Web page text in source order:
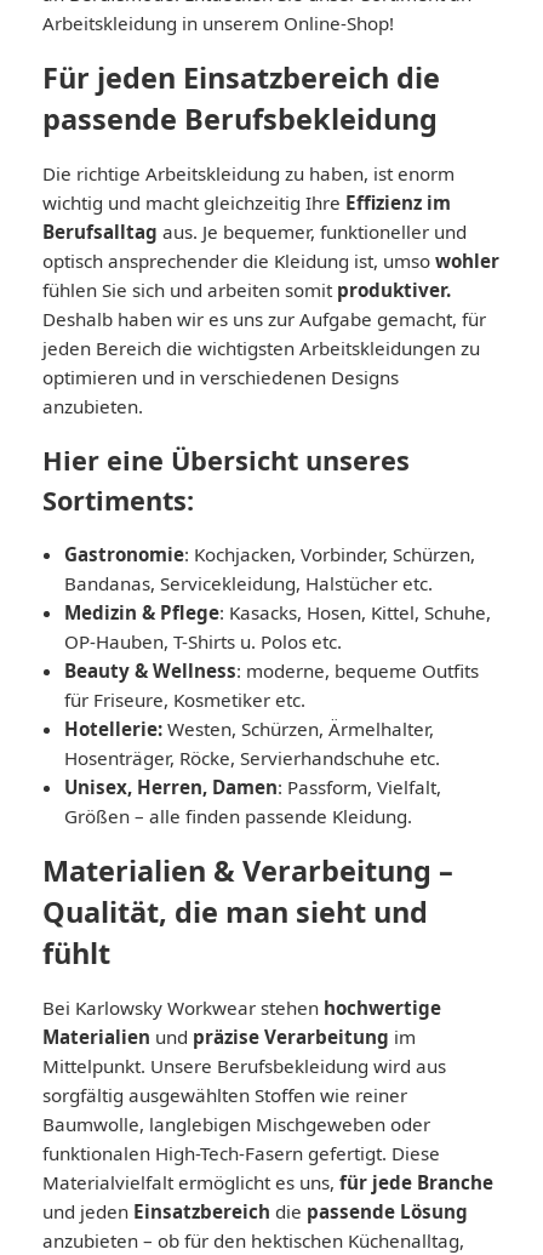
Arbeitskleidung in unserem Online-Shop!
Für jeden Einsatzbereich die
passende Berufsbekleidung
Die richtige Arbeitskleidung zu haben, ist enorm
wichtig und macht gleichzeitig Ihre Effizienz im
Berufsalltag aus. Je bequemer, funktioneller und
optisch ansprechender die Kleidung ist, umso wohler
fühlen Sie sich und arbeiten somit produktiver.
Deshalb haben wir es uns zur Aufgabe gemacht, für
jeden Bereich die wichtigsten Arbeitskleidungen zu
optimieren und in verschiedenen Designs
anzubieten.
Hier eine Übersicht unseres
Sortiments:
Gastronomie: Kochjacken, Vorbinder, Schürzen,
Bandanas, Servicekleidung, Halstücher etc.
Medizin & Pflege: Kasacks, Hosen, Kittel, Schuhe,
OP-Hauben, T-Shirts u. Polos etc.
Beauty & Wellness: moderne, bequeme Outfits
für Friseure, Kosmetiker etc.
Hotellerie: Westen, Schürzen, Ärmelhalter,
Hosenträger, Röcke, Servierhandschuhe etc.
Unisex, Herren, Damen: Passform, Vielfalt,
Größen – alle finden passende Kleidung.
Materialien & Verarbeitung –
Qualität, die man sieht und
fühlt
Bei Karlowsky Workwear stehen hochwertige
Materialien und präzise Verarbeitung im
Mittelpunkt. Unsere Berufsbekleidung wird aus
sorgfältig ausgewählten Stoffen wie reiner
Baumwolle, langlebigen Mischgeweben oder
funktionalen High-Tech-Fasern gefertigt. Diese
Materialvielfalt ermöglicht es uns, für jede Branche
und jeden Einsatzbereich die passende Lösung
anzubieten – ob für den hektischen Küchenalltag,